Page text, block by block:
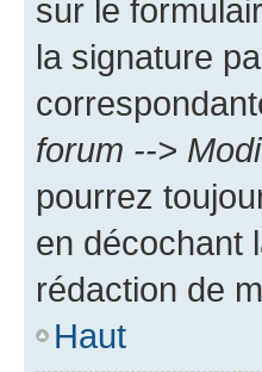
sur le
la signature
forum -->
pourrez
en décochant
rédaction de
Haut